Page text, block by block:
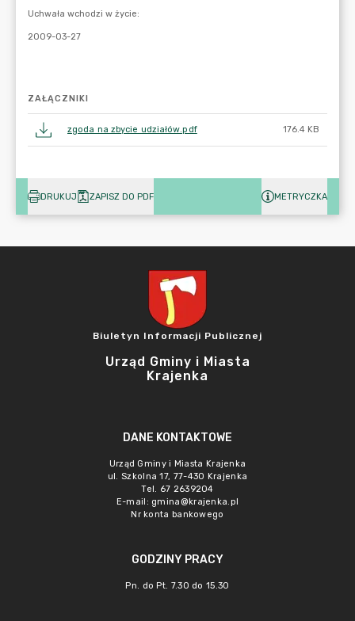
ZAŁĄCZNIKI
zgoda na zbycie udziałów.pdf 176.4 KB
DRUKUJ ZAPISZ DO PDF METRYCZKA
Biuletyn Informacji Publicznej
Urząd Gminy i Miasta
Krajenka
DANE KONTAKTOWE
Urząd Gminy i Miasta Krajenka
ul. Szkolna 17, 77-430 Krajenka
Tel. 67 2639204
E-mail: gmina@krajenka.pl
Nr konta bankowego
GODZINY PRACY
Pn. do Pt. 7.30 do 15.30